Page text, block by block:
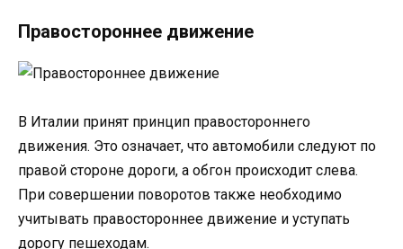
Правостороннее движение
В Италии принят принцип правостороннего
движения. Это означает, что автомобили следуют по
правой стороне дороги, а обгон происходит слева.
При совершении поворотов также необходимо
учитывать правостороннее движение и уступать
дорогу пешеходам.